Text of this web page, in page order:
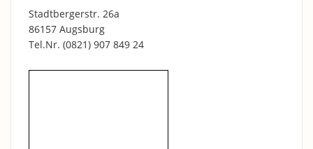
Stadtbergerstr. 26a
86157 Augsburg
Tel.Nr. (0821) 907 849 24